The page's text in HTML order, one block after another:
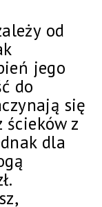
od
jego
do
się
ścieków z
dla